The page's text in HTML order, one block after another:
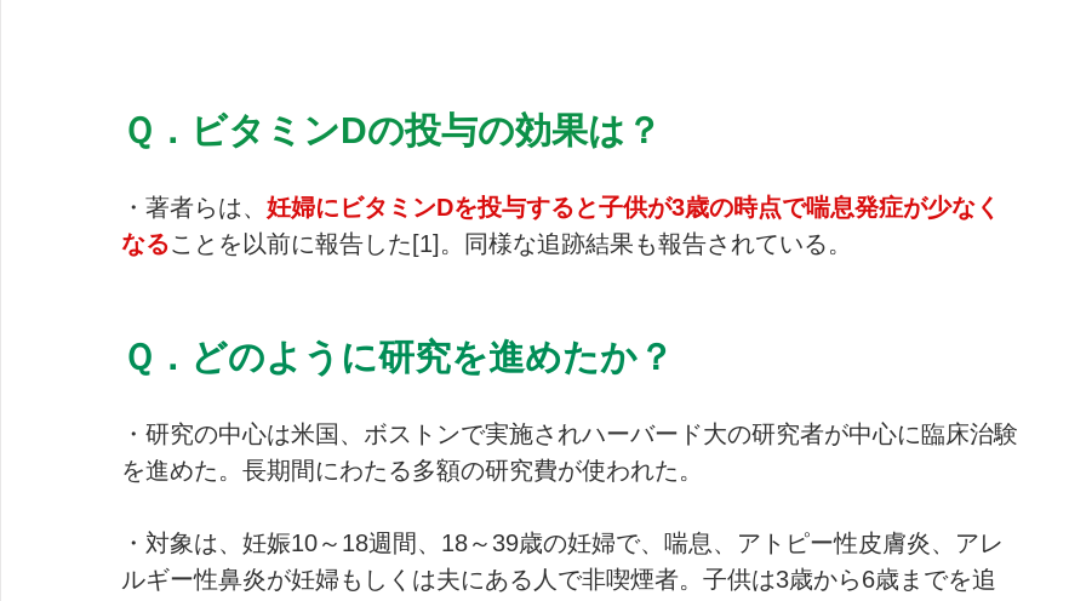
Ｑ．ビタミンDの投与の効果は？
・著者らは、 妊婦にビタミンDを投与すると子供が3歳の時点で喘息発症が少なく
なることを以前に報告した[1]。同様な追跡結果も報告されている。
Ｑ．どのように研究を進めたか？
・研究の中心は米国、ボストンで実施されハーバード大の研究者が中心に臨床治験
を進めた。長期間にわたる多額の研究費が使われた。
・対象は、妊娠10～18週間、18～39歳の妊婦で、喘息、アトピー性皮膚炎、アレ
ルギー性鼻炎が妊婦もしくは夫にある人で非喫煙者。子供は3歳から6歳までを追